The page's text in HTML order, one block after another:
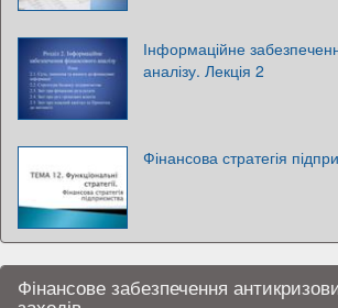
Інформаційне
аналізу. Лекція 2
Фінансова стратегія
Фінансове забезпечення